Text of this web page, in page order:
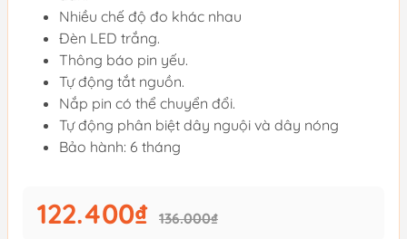
Nhiều chế độ đo khác nhau
Đèn LED trắng.
Thông báo pin yếu.
Tự động tắt nguồn.
Nắp pin có thể chuyển đổi.
Tự động phân biệt dây nguội và dây nóng
Bảo hành: 6 tháng
122.400₫ 136.000₫